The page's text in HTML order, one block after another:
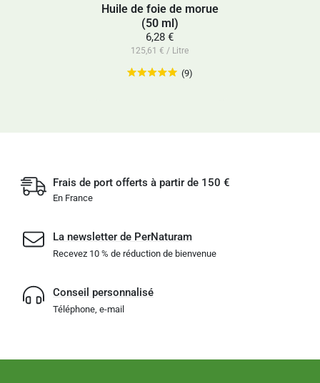
Huile de foie de morue
(50 ml)
6,28 €
125,61 € / Litre
(9)
Frais de port offerts à partir de 150 €
En France
La newsletter de PerNaturam
Recevez 10 % de réduction de bienvenue
Conseil personnalisé
Téléphone, e-mail